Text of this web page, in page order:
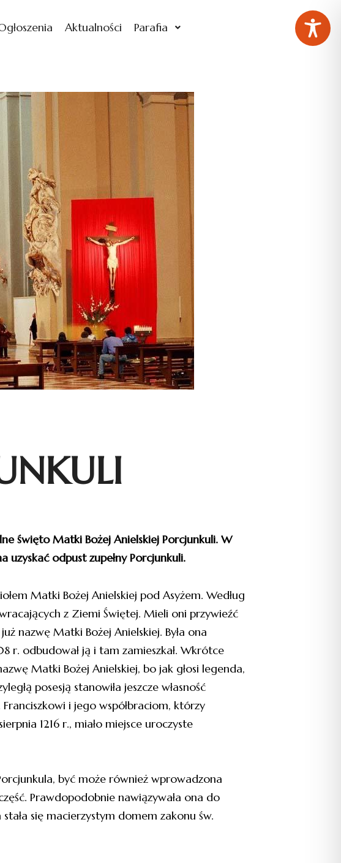
Aktualności Parafia
święto Matki Bożej Anielskiej Porcjunkuli. W
odpust zupełny Porcjunkuli.
Matki Bożej Anielskiej pod Asyżem. Według
z Ziemi Świętej. Mieli oni przywieźć
nazwę Matki Bożej Anielskiej. Była ona
r. odbudował ją i tam zamieszkał. Wkrótce
Matki Bożej Anielskiej, bo jak głosi legenda,
posesją stanowiła jeszcze własność
i jego współbraciom, którzy
1216 r., miało miejsce uroczyste
być może również wprowadzona
Prawdopodobnie nawiązywała ona do
się macierzystym domem zakonu św.